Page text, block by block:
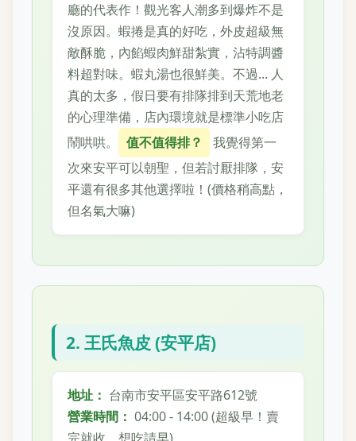
廳的代表作！觀光客人潮多到爆炸不是
沒原因。蝦捲是真的好吃，外皮超級無
敵酥脆，內餡蝦肉鮮甜紮實，沾特調醬
料超對味。蝦丸湯也很鮮美。不過... 人
真的太多，假日要有排隊排到天荒地老
的心理準備，店內環境就是標準小吃店
鬧哄哄。
值不值得排？
我覺得第一
次來安平可以朝聖，但若討厭排隊，安
平還有很多其他選擇啦！(價格稍高點，
但名氣大嘛)
2. 王氏魚皮 (安平店)
地址： 台南市安平區安平路612號
營業時間： 04:00 - 14:00 (超級早！賣